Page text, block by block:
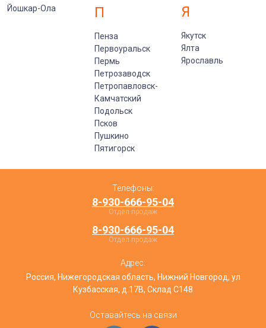
Йошкар-Ола П
Пенза
Первоуральск
Пермь
Петрозаводск
Петропавловск-
Камчатский
Подольск
Псков
Пушкино
Пятигорск
Я
Якутск
Ялта
Ярославль
Телефоны:
8-930-666-95-04
Отдел продаж
8-930-666-95-04
Отдел продаж
Адрес:
Россия, Нижегородская область, Нижний Новгород, ул
Кузбасская, д.17В, Склад С148
Оставайтесь на связи